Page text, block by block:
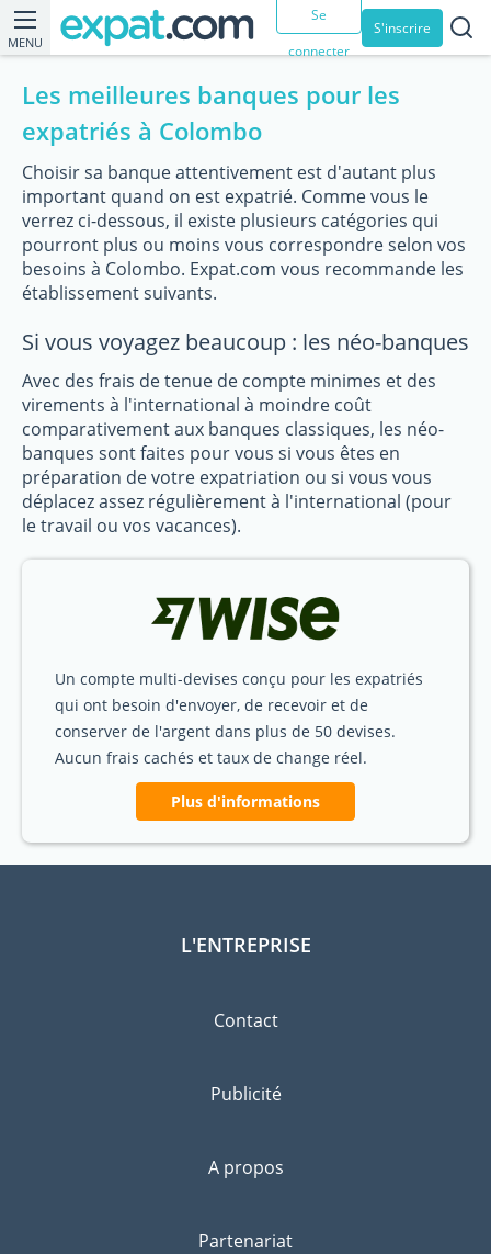
MENU
Se
connecter
S'inscrire
Les meilleures banques pour les
expatriés à Colombo
Choisir sa banque attentivement est d'autant plus
important quand on est expatrié. Comme vous le
verrez ci-dessous, il existe plusieurs catégories qui
pourront plus ou moins vous correspondre selon vos
besoins à Colombo. Expat.com vous recommande les
établissement suivants.
Si vous voyagez beaucoup : les néo-banques
Avec des frais de tenue de compte minimes et des
virements à l'international à moindre coût
comparativement aux banques classiques, les néo-
banques sont faites pour vous si vous êtes en
préparation de votre expatriation ou si vous vous
déplacez assez régulièrement à l'international (pour
le travail ou vos vacances).
Un compte multi-devises conçu pour les expatriés
qui ont besoin d'envoyer, de recevoir et de
conserver de l'argent dans plus de 50 devises.
Aucun frais cachés et taux de change réel.
Plus d'informations
L'ENTREPRISE
Contact
Publicité
A propos
Partenariat